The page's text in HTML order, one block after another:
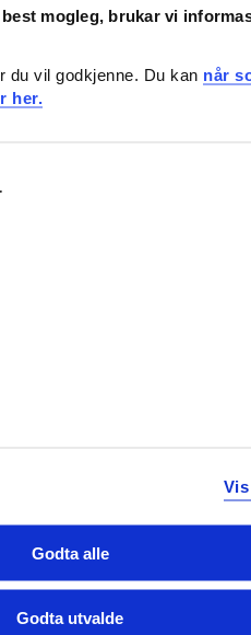
mogleg, brukar vi
du vil godkjenne. Du kan når
her.
Godta alle
Godta utvalde
and differences
Gunilla Kulla, Irene Sjursen,
Lars Kyte (2023)
on the Clinical